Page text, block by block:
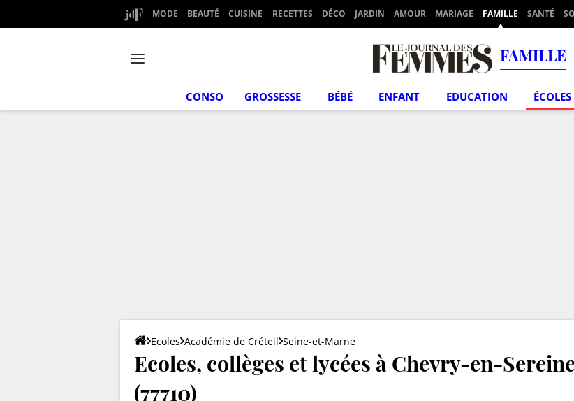
MODE BEAUTÉ CUISINE RECETTES DÉCO JARDIN AMOUR MARIAGE FAMILLE SANTÉ
FAMILLE
CONSO GROSSESSE BÉBÉ ENFANT EDUCATION ÉCOLES
Ecoles Académie de Créteil Seine-et-Marne
Ecoles, collèges et lycées à Chevry-en-Sereine
(77710)